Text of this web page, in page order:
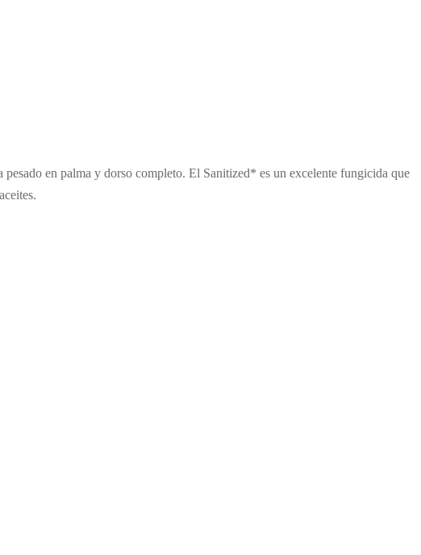
en palma y dorso completo. El Sanitized* es un excelente fungicida que